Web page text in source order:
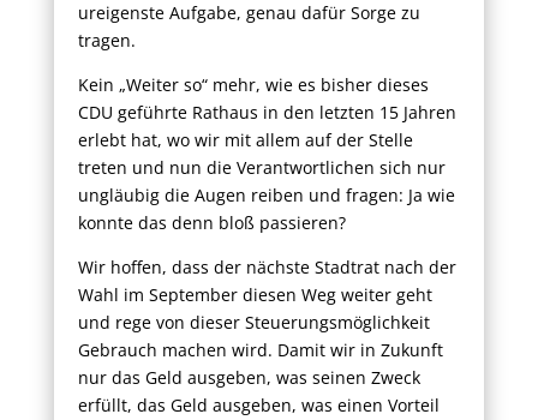
ureigenste Aufgabe, genau dafür Sorge zu
tragen.
Kein „Weiter so“ mehr, wie es bisher dieses
CDU geführte Rathaus in den letzten 15 Jahren
erlebt hat, wo wir mit allem auf der Stelle
treten und nun die Verantwortlichen sich nur
ungläubig die Augen reiben und fragen: Ja wie
konnte das denn bloß passieren?
Wir hoffen, dass der nächste Stadtrat nach der
Wahl im September diesen Weg weiter geht
und rege von dieser Steuerungsmöglichkeit
Gebrauch machen wird. Damit wir in Zukunft
nur das Geld ausgeben, was seinen Zweck
erfüllt, das Geld ausgeben, was einen Vorteil